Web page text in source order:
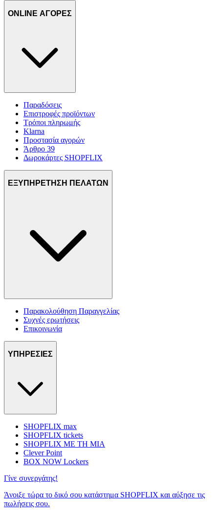
ONLINE ΑΓΟΡΕΣ
Παραδόσεις
Επιστροφές προϊόντων
Τρόποι πληρωμής
Klarna
Προστασία αγορών
Άρθρο 39
Δωροκάρτες SHOPFLIX
ΕΞΥΠΗΡΕΤΗΣΗ ΠΕΛΑΤΩΝ
Παρακολούθηση Παραγγελίας
Συχνές ερωτήσεις
Επικοινωνία
ΥΠΗΡΕΣΙΕΣ
SHOPFLIX max
SHOPFLIX tickets
SHOPFLIX ΜΕ ΤΗ ΜΙΑ
Clever Point
BOX NOW Lockers
Γίνε συνεργάτης!
Άνοιξε τώρα το δικό σου κατάστημα SHOPFLIX και αύξησε τις
πωλήσεις σου.